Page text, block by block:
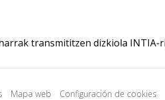
transmititzen dizkiola
Mapa web Configuración de cookies